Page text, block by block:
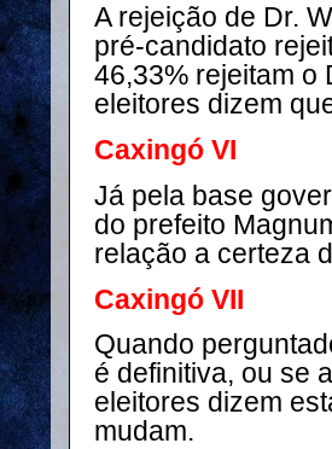
A rejeição de Dr.
pré-candidato
46,33% rejeitam o
eleitores dizem
Caxingó VI
Já pela base
do prefeito
relação a certeza
Caxingó VII
Quando
é definitiva, ou se
eleitores dizem
mudam.